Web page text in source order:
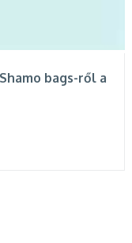
bags-ről a